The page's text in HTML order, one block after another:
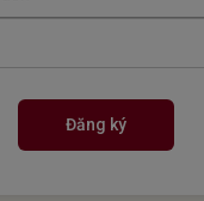
Đăng ký